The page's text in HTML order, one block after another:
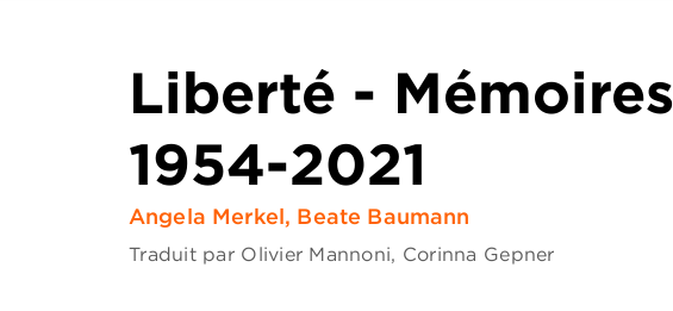
Liberté - Mémoires
1954-2021
Angela Merkel, Beate Baumann
Traduit par Olivier Mannoni, Corinna Gepner